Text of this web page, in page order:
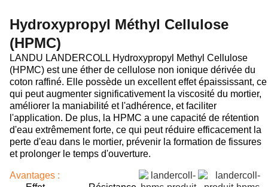
Hydroxypropyl Méthyl Cellulose
(HPMC)
LANDU LANDERCOLL Hydroxypropyl Methyl Cellulose
(HPMC) est une éther de cellulose non ionique dérivée du
coton raffiné. Elle possède un excellent effet épaississant, ce
qui peut augmenter significativement la viscosité du mortier,
améliorer la maniabilité et l'adhérence, et faciliter
l'application. De plus, la HPMC a une capacité de rétention
d'eau extrêmement forte, ce qui peut réduire efficacement la
perte d'eau dans le mortier, prévenir la formation de fissures
et prolonger le temps d'ouverture.
Avantages :